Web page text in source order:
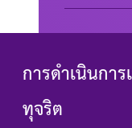
การดำเนินกา
ทุจริต